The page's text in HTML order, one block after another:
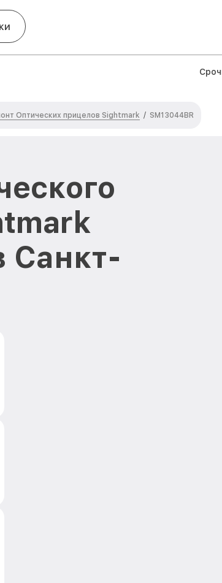
Оптических прицелов Sightmark / SM13044BR
Санкт-